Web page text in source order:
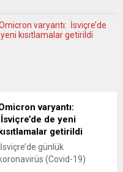
varyantı:
İsviçre’de de yeni
getirildi
İsviçre’de günlük
koronavirüs (Covid-19)